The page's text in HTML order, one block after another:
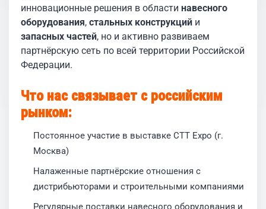
инновационные решения в области навесного
оборудования, стальных конструкций и
запасных частей, но и активно развиваем
партнёрскую сеть по всей территории Российской
Федерации.
Что нас связывает с российским
рынком:
Постоянное участие в выставке CTT Expo (г.
Москва)
Налаженные партнёрские отношения с
дистрибьюторами и строительными компаниями
Регулярные поставки навесного оборудования и